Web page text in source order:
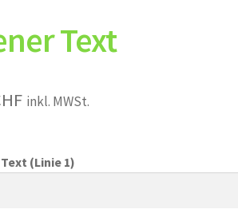
Text
inkl. MWSt.
(Linie 1)